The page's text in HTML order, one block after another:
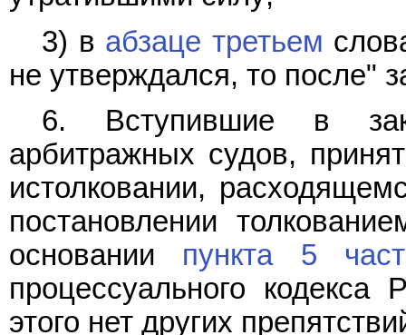
3) в абзаце третьем
не утверждался, то после"
6. Вступившие в
арбитражных судов,
истолковании,
постановлении
основании пункта 5
процессуального
этого нет других